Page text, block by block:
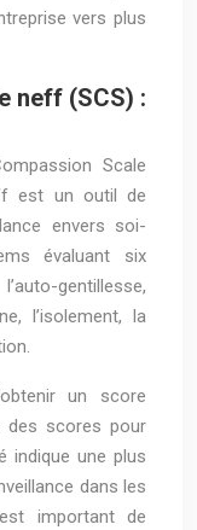
vers plus
neff (SCS) :
Scale
est un outil de
envers soi-
évaluant six
gentillesse,
l’isolement, la
un score
des scores pour
indique une plus
dans les
important de